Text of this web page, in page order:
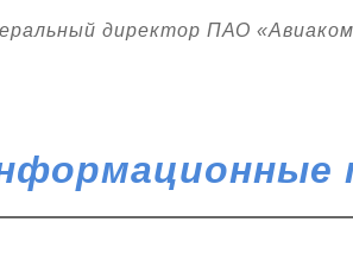
директор ПАО